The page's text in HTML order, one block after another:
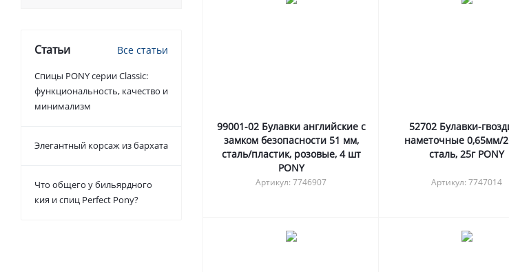
99001-02 Булавки английские с
замком безопасности 51 мм,
сталь/пластик, розовые, 4 шт
PONY
Артикул: 7746907
52702 Булавки-
наметочные 0,65мм/
сталь, 25г PONY
Артикул: 7747014
Статьи Все статьи
Спицы PONY серии Classic:
функциональность, качество и
минимализм
Элегантный корсаж из бархата
Что общего у бильярдного
кия и спиц Perfect Pony?